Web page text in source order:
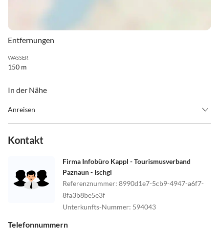
Entfernungen
WASSER
150 m
In der Nähe
Anreisen
Bundesstraße), bis Sie den Ortsteil Wiese (gehört zu Kappl)
Unser Haus liegt auf einer Anhöhe auf der linken Seite. Wir
wünschen Ihnen eine gute Fahrt!
Check-In: ab 17.00 Uhr / Check-Out: bis 10.00 Uhr
Kontakt
Firma Infobüro Kappl - Tourismusverband
Paznaun - Ischgl
Referenznummer: 8990d1e7-5cb9-4947-a6f7-
8fa3b8be5e3f
Unterkunfts-Nummer: 594043
Telefonnummern